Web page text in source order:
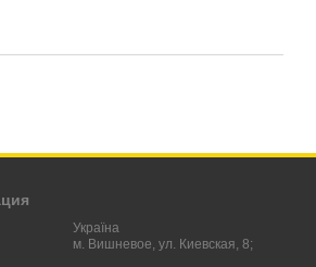
Україна
м. Вишневое, ул. Киевская, 8;